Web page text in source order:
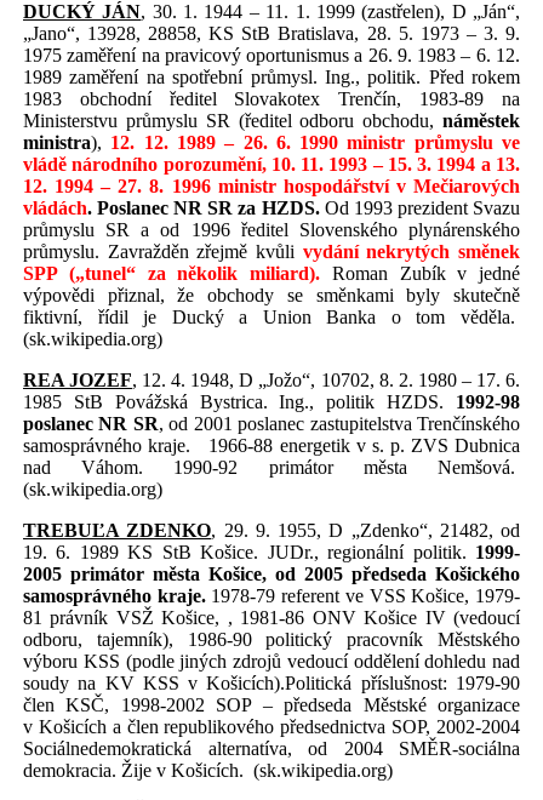
DUCKÝ JÁN, 30. 1. 1944 – 11. 1. 1999 (zastřelen), D „Ján“,
„Jano“, 13928, 28858, KS StB Bratislava, 28. 5. 1973 – 3. 9.
1975 zaměření na pravicový oportunismus a 26. 9. 1983 – 6. 12.
1989 zaměření na spotřební průmysl. Ing., politik. Před rokem
1983 obchodní ředitel Slovakotex Trenčín, 1983-89 na
Ministerstvu průmyslu SR (ředitel odboru obchodu, náměstek
ministra), 12. 12. 1989 – 26. 6. 1990 ministr průmyslu ve
vládě národního porozumění, 10. 11. 1993 – 15. 3. 1994 a 13.
12. 1994 – 27. 8. 1996 ministr hospodářství v Mečiarových
vládách. Poslanec NR SR za HZDS.Od 1993 prezident Svazu
průmyslu SR a od 1996 ředitel Slovenského plynárenského
průmyslu. Zavražděn zřejmě kvůli vydání nekrytých směnek
SPP („tunel“
za několik miliard). Roman Zubík v jedné
výpovědi přiznal, že obchody se směnkami byly skutečně
fiktivní, řídil je Ducký a Union Banka o tom věděla.
(sk.wikipedia.org)
REA JOZEF, 12. 4. 1948, D „Jožo“, 10702, 8. 2. 1980 – 17. 6.
1985 StB Povážská Bystrica. Ing., politik HZDS. 1992-98
poslanec NR SR, od 2001 poslanec zastupitelstva Trenčínského
samosprávného kraje.
1966-88 energetik v s. p. ZVS Dubnica
nad Váhom. 1990-92 primátor města Nemšová.
(sk.wikipedia.org)
TREBUĽA ZDENKO, 29. 9. 1955, D „Zdenko“, 21482, od
19. 6. 1989 KS StB Košice. JUDr., regionální politik. 1999-
2005 primátor města Košice, od 2005 předseda Košického
samosprávného kraje.1978-79 referent ve VSS Košice, 1979-
81 právník VSŽ Košice, , 1981-86 ONV Košice IV (vedoucí
odboru, tajemník), 1986-90 politický pracovník Městského
výboru KSS (podle jiných zdrojů vedoucí oddělení dohledu nad
soudy na KV KSS v Košicích).Politická příslušnost: 1979-90
člen KSČ, 1998-2002 SOP – předseda Městské organizace
v Košicích a člen republikového předsednictva SOP, 2002-2004
Sociálnedemokratická alternatíva, od 2004 SMĚR-sociálna
demokracia. Žije v Košicích. (sk.wikipedia.org)